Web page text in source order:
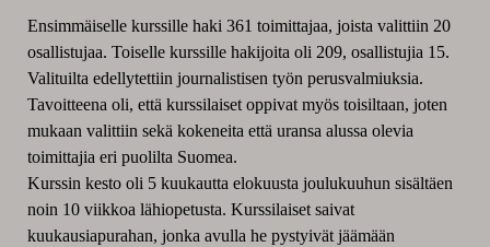
Ensimmäiselle kurssille haki 361 toimittajaa, joista valittiin 20
osallistujaa. Toiselle kurssille hakijoita oli 209, osallistujia 15.
Valituilta edellytettiin journalistisen työn perusvalmiuksia.
Tavoitteena oli, että kurssilaiset oppivat myös toisiltaan, joten
mukaan valittiin sekä kokeneita että uransa alussa olevia
toimittajia eri puolilta Suomea.
Kurssin kesto oli 5 kuukautta elokuusta joulukuuhun sisältäen
noin 10 viikkoa lähiopetusta. Kurssilaiset saivat
kuukausiapurahan, jonka avulla he pystyivät jäämään